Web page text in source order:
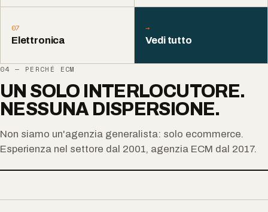
07
Elettronica
→
Vedi tutto
04 — PERCHÉ ECM
UN SOLO INTERLOCUTORE.
NESSUNA DISPERSIONE.
Non siamo un'agenzia generalista: solo ecommerce.
Esperienza nel settore dal 2001, agenzia ECM dal 2017.